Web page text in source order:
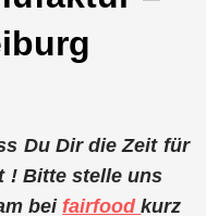
Du Dir die Zeit für
! Bitte stelle uns
beifairfoodkurz